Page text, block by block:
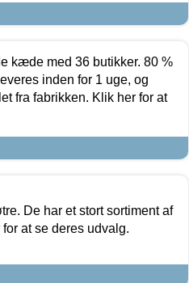
kæde med 36 butikker. 80 %
inden for 1 uge, og
fra fabrikken. Klik her for at
De har et stort sortiment af
at se deres udvalg.